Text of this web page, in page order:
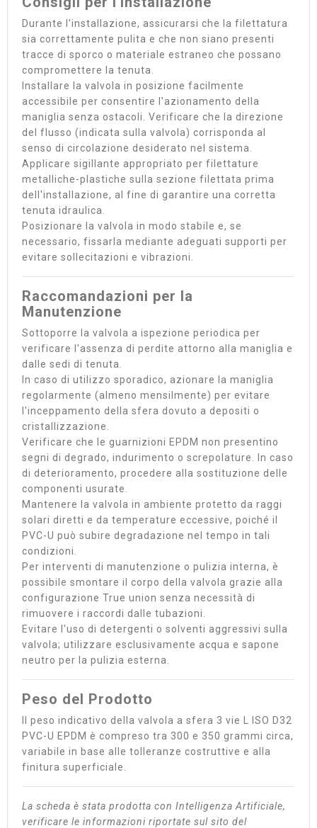
Durante l'installazione, assicurarsi che la filettatura
sia correttamente pulita e che non siano presenti
tracce di sporco o materiale estraneo che possano
compromettere la tenuta.
Installare la valvola in posizione facilmente
accessibile per consentire l'azionamento della
maniglia senza ostacoli. Verificare che la direzione
del flusso (indicata sulla valvola) corrisponda al
senso di circolazione desiderato nel sistema.
Applicare sigillante appropriato per filettature
metalliche-plastiche sulla sezione filettata prima
dell'installazione, al fine di garantire una corretta
tenuta idraulica.
Posizionare la valvola in modo stabile e, se
necessario, fissarla mediante adeguati supporti per
evitare sollecitazioni e vibrazioni.
Raccomandazioni per la
Manutenzione
Sottoporre la valvola a ispezione periodica per
verificare l'assenza di perdite attorno alla maniglia e
dalle sedi di tenuta.
In caso di utilizzo sporadico, azionare la maniglia
regolarmente (almeno mensilmente) per evitare
l'inceppamento della sfera dovuto a depositi o
cristallizzazione.
Verificare che le guarnizioni EPDM non presentino
segni di degrado, indurimento o screpolature. In caso
di deterioramento, procedere alla sostituzione delle
componenti usurate.
Mantenere la valvola in ambiente protetto da raggi
solari diretti e da temperature eccessive, poiché il
PVC-U può subire degradazione nel tempo in tali
condizioni.
Per interventi di manutenzione o pulizia interna, è
possibile smontare il corpo della valvola grazie alla
configurazione True union senza necessità di
rimuovere i raccordi dalle tubazioni.
Evitare l'uso di detergenti o solventi aggressivi sulla
valvola; utilizzare esclusivamente acqua e sapone
neutro per la pulizia esterna.
Peso del Prodotto
Il peso indicativo della valvola a sfera 3 vie L ISO D32
PVC-U EPDM è compreso tra 300 e 350 grammi circa,
variabile in base alle tolleranze costruttive e alla
finitura superficiale.
La scheda è stata prodotta con Intelligenza Artificiale,
verificare le informazioni riportate sul sito del